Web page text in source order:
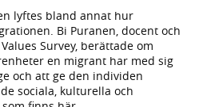
lyftes bland annat hur
Bi Puranen, docent och
Survey, berättade om
en migrant har med sig
och att ge den individen
sociala, kulturella och